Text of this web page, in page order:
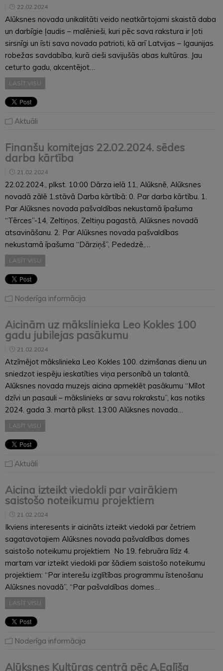
22.02.2024
Alūksnes novada unikalitāti veido neatkārtojami skaistā daba
un darbīgie ļaudis – malēnieši, kuri pēc sava rakstura ir ļoti
sirsnīgi un īsti sava novada patrioti, kā arī Latvijas – Igaunijas
robežas savdabība, kurā cieši savijušās abas kultūras. Jau
ceturto gadu, akcentējot…
LASĪT VISU
Aktuāli
Finanšu komitejas 22.02.2024. sēdes
darba kārtība
21.02.2024
22.02.2024., plkst. 10:00 Dārza ielā 11, Alūksnē, Alūksnes
novadā zālē 1.stāvā Darba kārtībā: 0. Par darba kārtību. 1.
Par Alūksnes novada pašvaldības nekustamā īpašuma
“Tērces”-14, Zeltiņos, Zeltiņu pagastā, Alūksnes novadā
atsavināšanu. 2. Par Alūksnes novada pašvaldības
nekustamā īpašuma “Dārziņš”, Pededzē,…
LASĪT VISU
Noderīga informācija
Aicinām uz mākslinieka Leo Kokles 100
gadu jubilejas pasākumu
21.02.2024
Atzīmējot mākslinieka Leo Kokles 100. dzimšanas dienu un
sniedzot iespēju ieskatīties viņa personībā un talantā,
Alūksnes novada muzejs aicina apmeklēt pasākumu “Mīlot
dzīvi un pasauli – mākslinieks ar savu rokrakstu”, kas notiks
2024. gada 3. martā plkst. 13:00 Alūksnes novada…
LASĪT VISU
Aktuāli
Aicina izteikt viedokli par vairākiem
saistošo noteikumu projektiem
21.02.2024
Ikviens interesents ir aicināts izteikt viedokli par četriem
sagatavotajiem Alūksnes novada pašvaldības domes
saistošo noteikumu projektiem No 19. februāra līdz 4.
martam var izteikt viedokli par šādiem saistošo noteikumu
projektiem: “Par interešu izglītības programmu īstenošanu
Alūksnes novadā”, “Par pašvaldības domes…
LASĪT VISU
Noderīga informācija
Alūksnes Kultūras centrā pēc A.Eglīša